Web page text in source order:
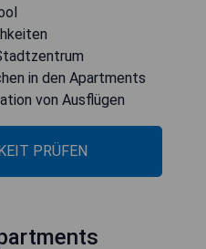
in den Apartments
von Ausflügen
PRÜFEN